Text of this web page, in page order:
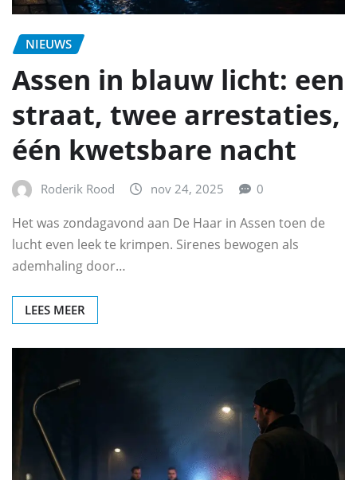
NIEUWS
Assen in blauw licht: een
straat, twee arrestaties,
één kwetsbare nacht
Roderik Rood nov 24, 2025 0
Het was zondagavond aan De Haar in Assen toen de
lucht even leek te krimpen. Sirenes bewogen als
ademhaling door…
LEES MEER